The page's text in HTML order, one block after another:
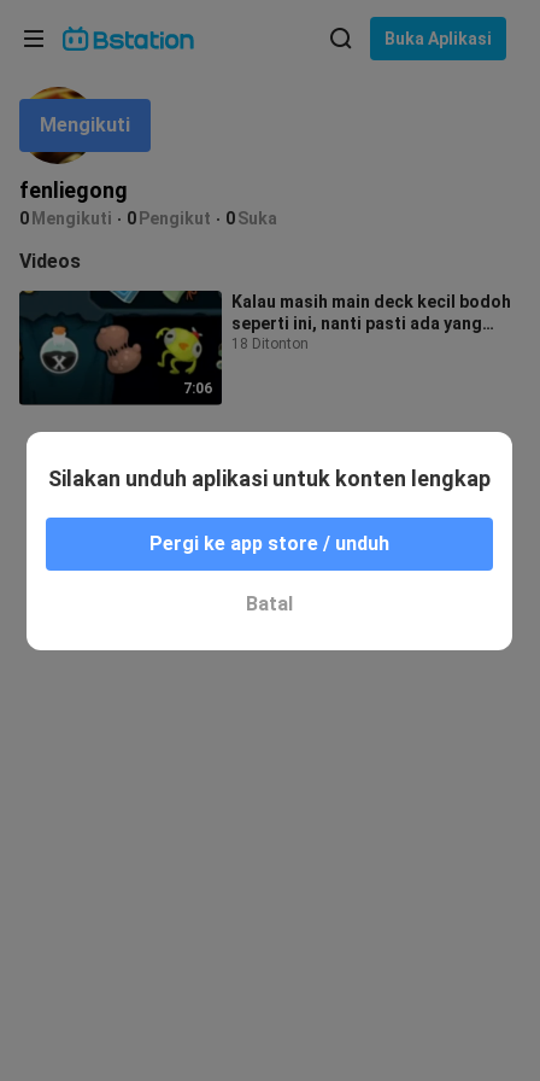
Buka Aplikasi
fenliegong
0 Mengikuti 0 Pengikut 0Suka
Mengikuti
Videos
7:06
Kalau masih main deck kecil bodoh
seperti ini, nanti pasti ada yang
bikin repot kamu
18 Ditonton
Bahasa: Bahasa Indonesia
Pilih bahasa
English
ภาษาไทย
Tiếng Việt
Bahasa Melayu
Silakan unduh aplikasi untuk konten lengkap
Pergi ke app store / unduh
Batal